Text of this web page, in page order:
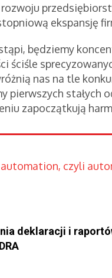
ekspansję
będziemy
ściśle
nas na tle
pierwszych stałych
zapoczątkują
czyli
deklaracji i